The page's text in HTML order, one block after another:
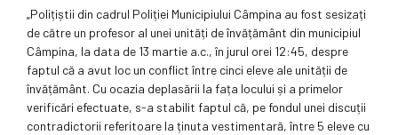
„Polițiștii din cadrul Poliției Municipiului Câmpina au fost sesizați
de către un profesor al unei unități de învățământ din municipiul
Câmpina, la data de 13 martie a.c., în jurul orei 12:45, despre
faptul că a avut loc un conflict între cinci eleve ale unității de
învățământ. Cu ocazia deplasării la fața locului și a primelor
verificări efectuate, s-a stabilit faptul că, pe fondul unei discuții
contradictorii referitoare la ținuta vestimentară, între 5 eleve cu